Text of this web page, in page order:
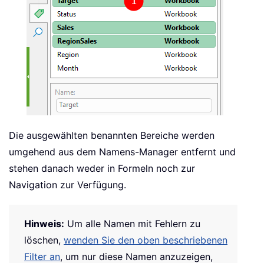
Die ausgewählten benannten Bereiche werden
umgehend aus dem Namens-Manager entfernt und
stehen danach weder in Formeln noch zur
Navigation zur Verfügung.
Hinweis: Um alle Namen mit Fehlern zu
löschen, wenden Sie den oben beschriebenen
Filter an, um nur diese Namen anzuzeigen,